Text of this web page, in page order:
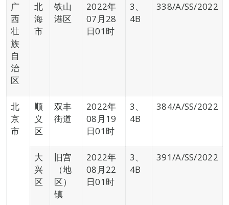
广
西
壮
族
自
治
区
北
海
市
铁山
港区
2022年
07月28
日01时
3、
4B
338/A/SS/2022
北
京
市
顺
义
区
双丰
街道
2022年
08月19
日01时
3、
4B
384/A/SS/2022
大
兴
区
旧宫
（地
区）
镇
2022年
08月22
日01时
3、
4B
391/A/SS/2022